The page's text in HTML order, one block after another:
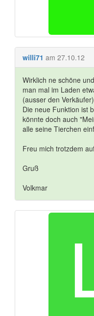
willi71 am 27.10.12
Wirklich ne schöne
man mal im Laden
(ausser den
Die neue Funktion ist
könnte doch auch
alle seine Tierchen
Freu mich trotzdem
Gruß
Volkmar